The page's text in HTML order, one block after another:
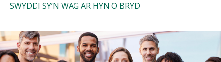
SWYDDI SY’N WAG AR HYN O BRYD